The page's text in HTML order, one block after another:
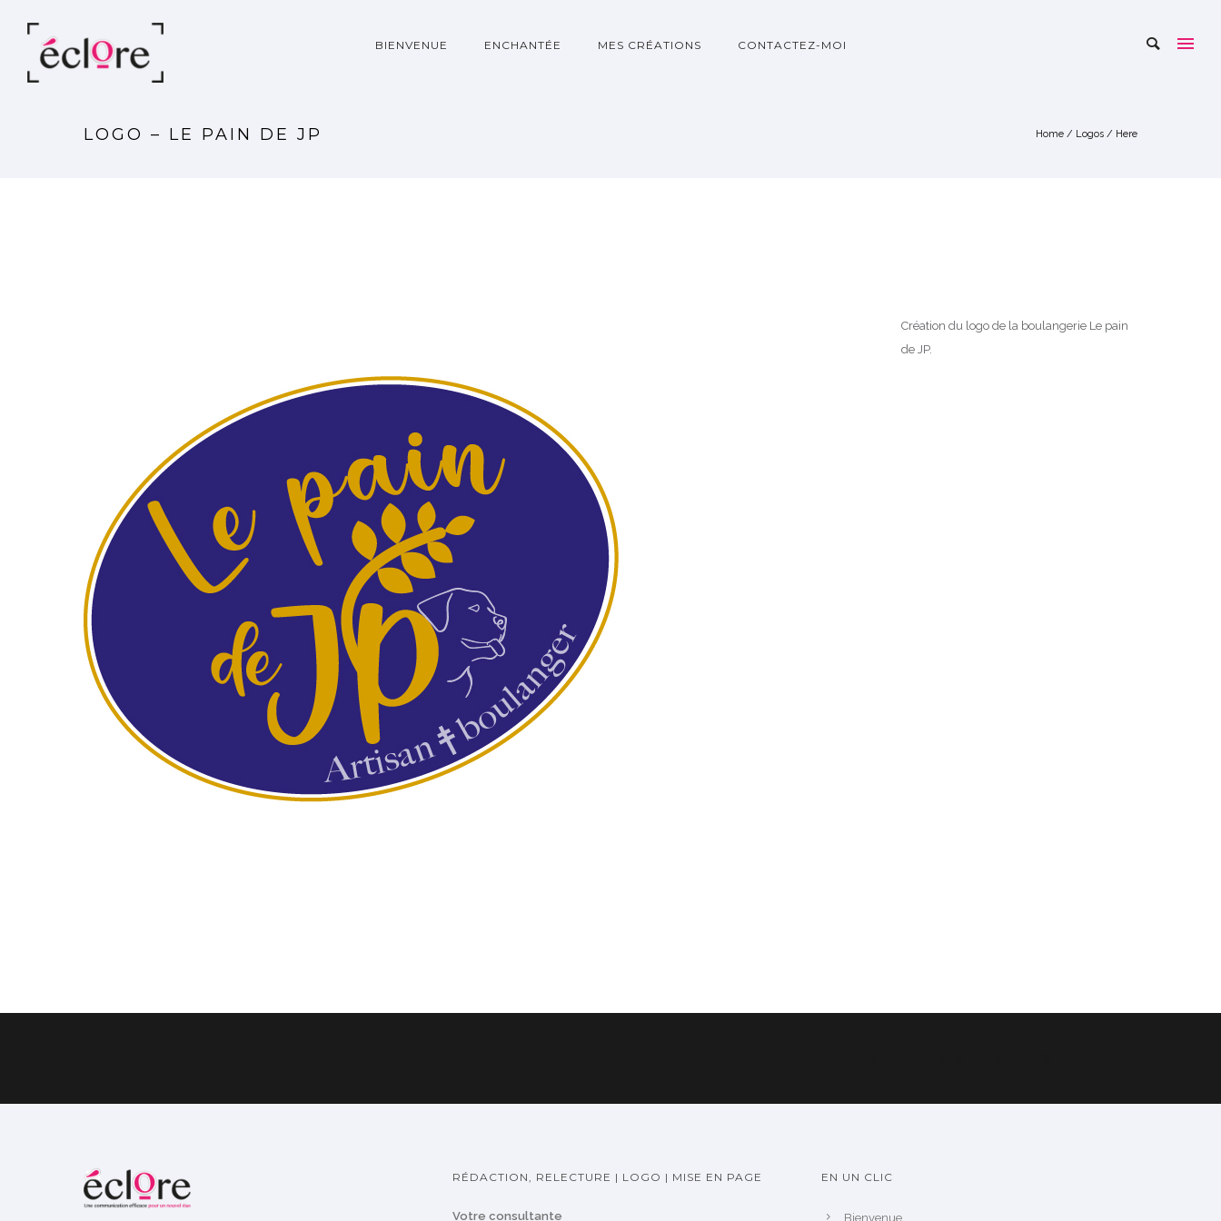
BIENVENUE ENCHANTÉE MES CRÉATIONS CONTACTEZ-MOI
LOGO – LE PAIN DE JP Home / Logos / Here
Création du logo de la boulangerie Le pain
de JP.
RÉDACTION, RELECTURE | LOGO | MISE EN PAGE
Votre consultante
EN UN CLIC
Bienvenue